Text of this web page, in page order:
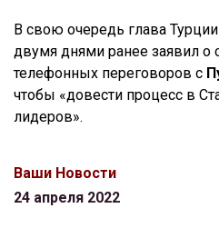
В свою очередь глава Турции
двумя днями ранее заявил о
телефонных переговоров с
чтобы «довести процесс в
лидеров».
Ваши Новости
24 апреля 2022